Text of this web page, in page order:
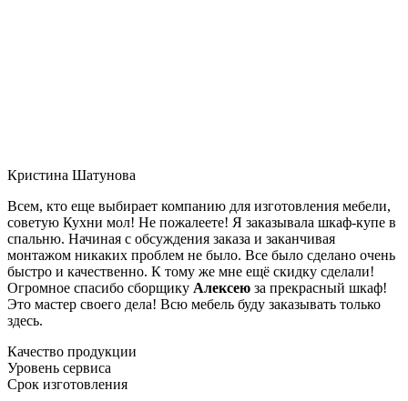
Кристина Шатунова
Всем, кто еще выбирает компанию для изготовления мебели,
советую Кухни мол! Не пожалеете! Я заказывала шкаф-купе в
спальню. Начиная с обсуждения заказа и заканчивая
монтажом никаких проблем не было. Все было сделано очень
быстро и качественно. К тому же мне ещё скидку сделали!
Огромное спасибо сборщику Алексею за прекрасный шкаф!
Это мастер своего дела! Всю мебель буду заказывать только
здесь.
Качество продукции
Уровень сервиса
Срок изготовления